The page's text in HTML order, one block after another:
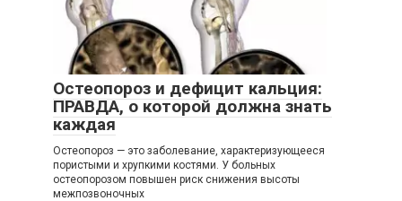
Остеопороз и дефицит кальция:
ПРАВДА, о которой должна знать
каждая
Остеопороз — это заболевание, характеризующееся
пористыми и хрупкими костями. У больных
остеопорозом повышен риск снижения высоты
межпозвоночных